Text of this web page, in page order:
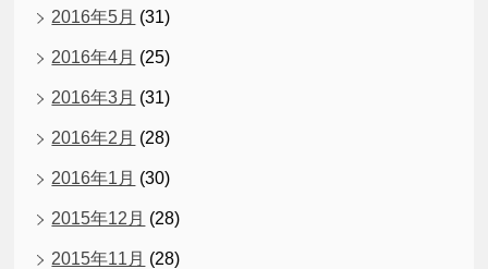
2016年5月 (31)
2016年4月 (25)
2016年3月 (31)
2016年2月 (28)
2016年1月 (30)
2015年12月 (28)
2015年11月 (28)